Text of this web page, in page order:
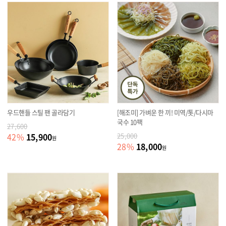
우드핸들 스틸 팬 골라담기
27,600
42% 15,900원
[해조미] 가벼운 한 끼! 미역/톳/다시마
국수 10팩
25,000
28% 18,000원